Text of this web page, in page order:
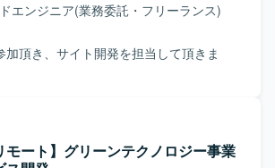
エンジニア(業務委託・フリーランス)
加頂き、サイト開発を担当して頂きま
モート】グリーンテクノロジー事業